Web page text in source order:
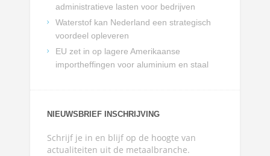
administratieve lasten voor bedrijven
Waterstof kan Nederland een strategisch
voordeel opleveren
EU zet in op lagere Amerikaanse
importheffingen voor aluminium en staal
NIEUWSBRIEF INSCHRIJVING
Schrijf je in en blijf op de hoogte van
actualiteiten uit de metaalbranche.